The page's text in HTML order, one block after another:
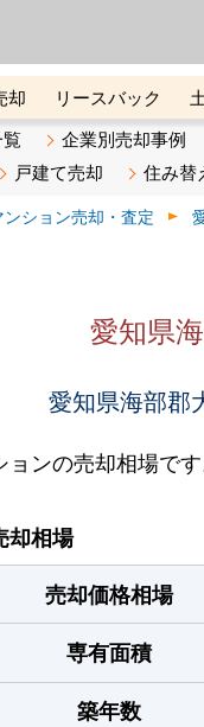
却 リースバック
ニー オンライン講座
企業別売却事例
戸建て売却 住み替
ンション売却・査定
愛知県
愛知県海部郡
ンの売却相場で
却相場
売却価格相場
専有面積
築年数